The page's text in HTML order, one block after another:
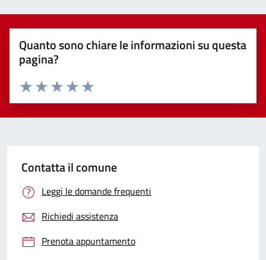
Quanto sono chiare le informazioni su questa
pagina?
Valuta 5 stelle su 5
Valuta 4 stelle su 5
Valuta 3 stelle su 5
Valuta 2 stelle su 5
Valuta 1 stelle su 5
Contatta il comune
Leggi le domande frequenti
Richiedi assistenza
Prenota appuntamento